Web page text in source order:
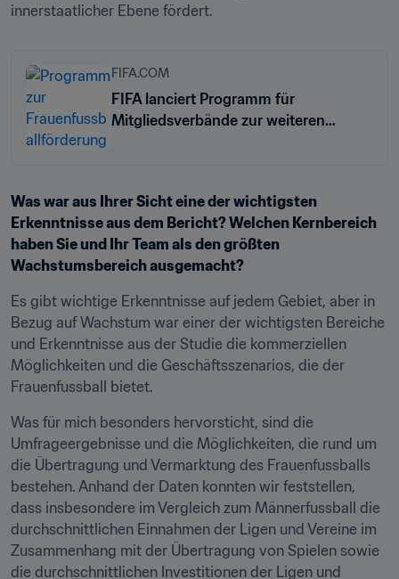
innerstaatlicher Ebene fördert.
FIFA.COM
FIFA lanciert Programm für
Mitgliedsverbände zur weiteren
Was war aus Ihrer Sicht eine der wichtigsten
Erkenntnisse aus dem Bericht? Welchen Kernbereich
haben Sie und Ihr Team als den größten
Wachstumsbereich ausgemacht?
Es gibt wichtige Erkenntnisse auf jedem Gebiet, aber in
Bezug auf Wachstum war einer der wichtigsten Bereiche
und Erkenntnisse aus der Studie die kommerziellen
Möglichkeiten und die Geschäftsszenarios, die der
Frauenfussball bietet.
Was für mich besonders hervorsticht, sind die
Umfrageergebnisse und die Möglichkeiten, die rund um
die Übertragung und Vermarktung des Frauenfussballs
bestehen. Anhand der Daten konnten wir feststellen,
dass insbesondere im Vergleich zum Männerfussball die
durchschnittlichen Einnahmen der Ligen und Vereine im
Zusammenhang mit der Übertragung von Spielen sowie
die durchschnittlichen Investitionen der Ligen und